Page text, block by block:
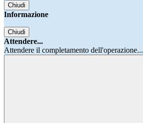
Chiudi
Informazione
Chiudi
Attendere...
Attendere il completamento dell'operazione...